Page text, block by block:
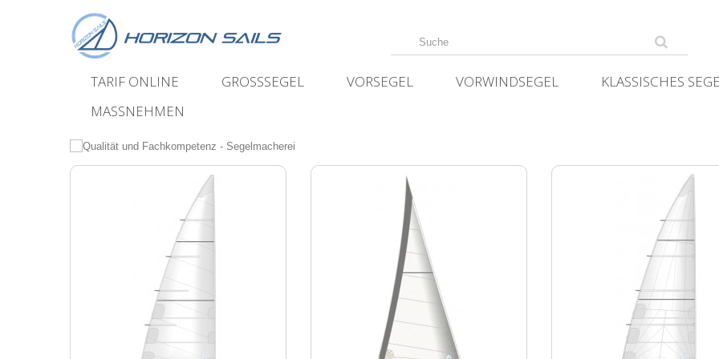
TARIF ONLINE GROSSSEGEL VORSEGEL VORWINDSEGEL KLASSISCHES
MASSNEHMEN
DESIGN / HERSTELLUNG / SERVICES
Konzeption und Produktion in einer Hand
ONLINE ANGEBOT IN WENIGEN KLICKS
Neues Segel ? Bestellen Sie online !